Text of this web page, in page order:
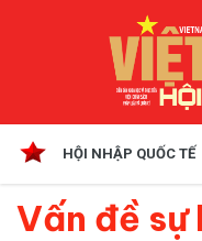
HỘI NHẬP QUỐC TẾ
Vấn đề sự